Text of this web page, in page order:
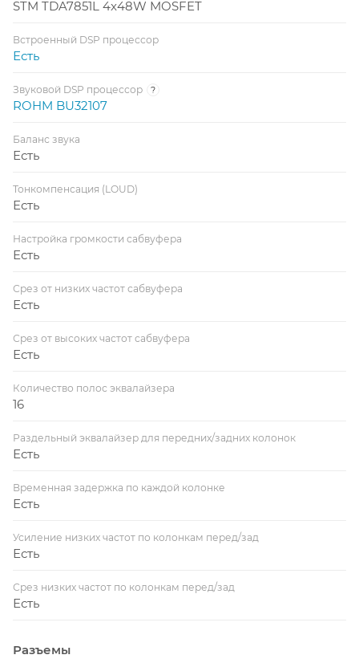
STM TDA7851L 4x48W MOSFET
Встроенный DSP процессор
Есть
Звуковой DSP процессор ?
ROHM BU32107
Баланс звука
Есть
Тонкомпенсация (LOUD)
Есть
Настройка громкости сабвуфера
Есть
Срез от низких частот сабвуфера
Есть
Срез от высоких частот сабвуфера
Есть
Количество полос эквалайзера
16
Раздельный эквалайзер для передних/задних колонок
Есть
Временная задержка по каждой колонке
Есть
Усиление низких частот по колонкам перед/зад
Есть
Срез низких частот по колонкам перед/зад
Есть
Разъемы